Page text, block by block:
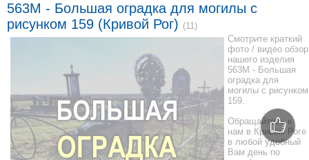
563M - Большая оградка для могилы с
рисунком 159 (Кривой Рог) (11)
Смотрите краткий
фото / видео обзор
нашего изделия
563M - Большая
оградка для
могилы с рисунком
159.
Обращайтесь к
нам в Кривом Роге
в любой удобный
Вам день по